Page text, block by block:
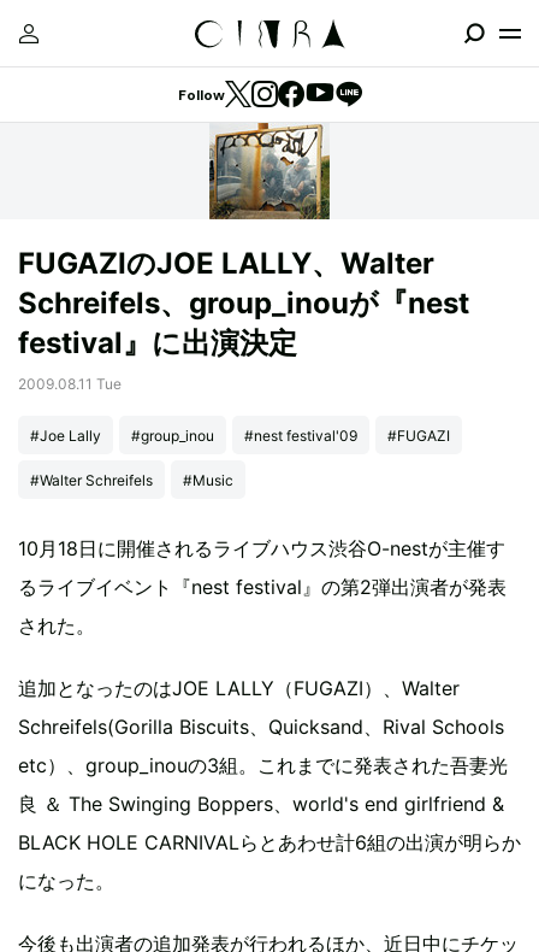
Follow
FUGAZIのJOE LALLY、Walter
Schreifels、group_inouが『nest
festival』に出演決定
2009.08.11 Tue
#Joe Lally #group_inou #nest festival'09 #FUGAZI
#Walter Schreifels #Music
10月18日に開催されるライブハウス渋谷O-nestが主催す
るライブイベント『nest festival』の第2弾出演者が発表
された。
追加となったのはJOE LALLY（FUGAZI）、Walter
Schreifels(Gorilla Biscuits、Quicksand、Rival Schools
etc）、group_inouの3組。これまでに発表された吾妻光
良 ＆ The Swinging Boppers、world's end girlfriend &
BLACK HOLE CARNIVALらとあわせ計6組の出演が明らか
になった。
今後も出演者の追加発表が行われるほか、近日中にチケッ